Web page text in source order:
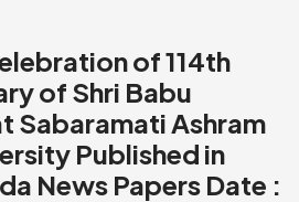
of 114th
of Shri Babu
Sabaramati Ashram
Published in
News Papers Date :